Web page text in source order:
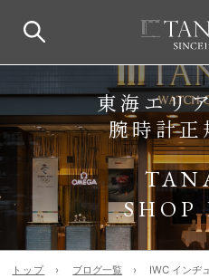
東海エリ
腕時計
SHOP
トップ ブログ一覧
IWC インヂ